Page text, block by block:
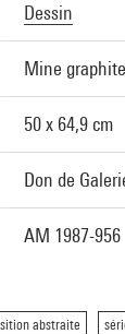
Dessin
Mine
50 x 64,9 cm
Don de
AM 1987-956
abstraite